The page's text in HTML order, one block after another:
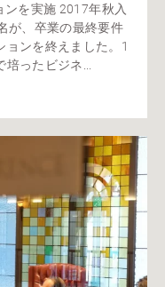
を実施 2017年秋入
が、卒業の最終要件
ョンを終えました。1
培ったビジネ...